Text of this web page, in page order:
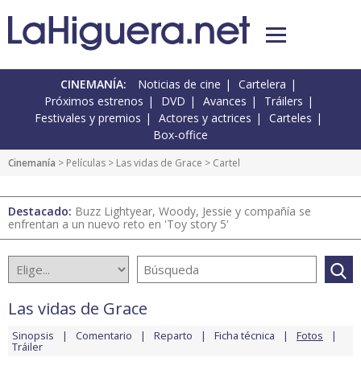
CINEMANÍA: Noticias de cine
Cartelera
Próximos estrenos
DVD Avances
Tráilers
Festivales y premios
Actores y actrices
Carteles
Box-office
Cinemanía > Películas > Las vidas de Grace > Cartel
Destacado: Buzz Lightyear, Woody, Jessie y compañía se
enfrentan a un nuevo reto en 'Toy story 5'
Las vidas de Grace
Sinopsis Comentario Reparto Ficha técnica Fotos
Tráiler